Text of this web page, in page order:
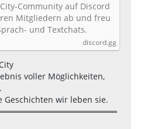
Community auf Discord
Mitgliedern ab und freu
und Textchats.
discord.gg
voller Möglichkeiten,
Geschichten wir leben sie.